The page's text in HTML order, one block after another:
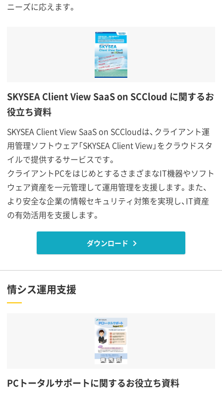
ニーズに応えます。
SKYSEA Client View SaaS on SCCloud に関するお
役立ち資料
SKYSEA Client View SaaS on SCCloudは、クライアント運
用管理ソフトウェア「SKYSEA Client View」をクラウドスタ
イルで提供するサービスです。
クライアントPCをはじめとするさまざまなIT機器やソフト
ウェア資産を一元管理して運用管理を支援します。また、
より安全な企業の情報セキュリティ対策を実現し、IT資産
の有効活用を支援します。
ダウンロード
情シス運用支援
PCトータルサポートに関するお役立ち資料